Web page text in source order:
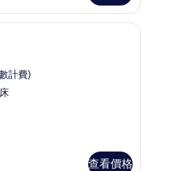
經典雙人或雙床房 | 迷你吧、書桌、隔音、免
計費)
查看價格